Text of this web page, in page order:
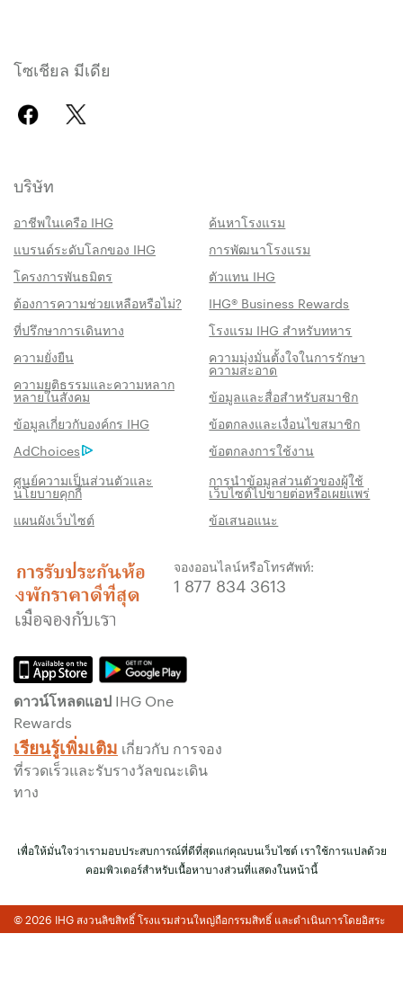
โซเชียล มีเดีย
บริษัท
อาชีพในเครือ IHG
ค้นหาโรงแรม
แบรนด์ระดับโลกของ IHG
การพัฒนาโรงแรม
โครงการพันธมิตร
ตัวแทน IHG
ต้องการความช่วยเหลือหรือไม่?
IHG® Business Rewards
ที่ปรึกษาการเดินทาง
โรงแรม IHG สำหรับทหาร
ความยั่งยืน
ความมุ่งมั่นตั้งใจในการรักษา
ความสะอาด
ความยุติธรรมและความหลาก
หลายในสังคม
ข้อมูลและสื่อสำหรับสมาชิก
ข้อมูลเกี่ยวกับองค์กร IHG
ข้อตกลงและเงื่อนไขสมาชิก
AdChoices
ข้อตกลงการใช้งาน
ศูนย์ความเป็นส่วนตัวและ
นโยบายคุกกี้
การนำข้อมูลส่วนตัวของผู้ใช้
เว็บไซต์ไปขายต่อหรือเผยแพร่
แผนผังเว็บไซต์
ข้อเสนอแนะ
จองออนไลน์หรือโทรศัพท์:
1 877 834 3613
ดาวน์โหลดแอป IHG One
Rewards
เรียนรู้เพิ่มเติม เกี่ยวกับ การจอง
ที่รวดเร็วและรับรางวัลขณะเดิน
ทาง
สิทธิประโชน์เมื่อจองกับเรา
การรับประกันห้องพักราคาดีที่สุด
เราสัญญาว่าคุณจะได้รับราคาต่ำที่สุดทาง
ออนไลน์ มิฉะนั้น เราจะปรับให้ตรงกับราคาที่ถูก
กว่า พร้อมให้คะแนน IHG® One Rewards แก่
รับประกันการจองทางออนไลน์
รับประกันห้องพักของคุณแล้ว
เราไม่คิดค่าธรรมเนียมการจองสำหรับการจอง
โดยตรงกับเรา
ข้อมูลส่วนบุคคล และการรักษาความปลอดภัย
เว็บไซต์
IHG ดำเนินการด้านความเป็นส่วนตัวอย่างจริงจัง
เพื่อคุ้มครองคุณ ข้อมูลส่วนบุคคลทั้งหมดที่คุณให้
จะมีการเข้ารหัส และปลอดภัย
เพื่อให้มั่นใจว่าเรามอบประสบการณ์ที่ดีที่สุดแก่คุณบนเว็บไซต์ เราใช้การแปลด้วย
คอมพิวเตอร์สำหรับเนื้อหาบางส่วนที่แสดงในหน้านี้
© 2026 IHG สงวนลิขสิทธิ์ โรงแรมส่วนใหญ่ถือกรรมสิทธิ์ และดำเนินการโดยอิสระ